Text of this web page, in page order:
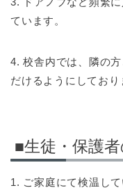
ています。
4. 校舎内では、隣の
だけるようにしており
■生徒・保護
1. ご家庭にて検温して